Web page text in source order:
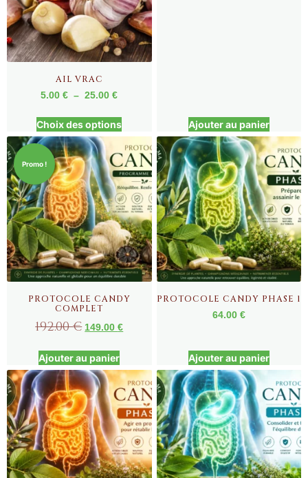
AIL VRAC
5.00€ – 25.00€
Choix des options Ajouter au panier
Promo !
PROTOCOLE CANDY
COMPLET
192.00€ 149.00€
Ajouter au panier
PROTOCOLE CANDY PHASE 1
64.00 €
Ajouter au panier